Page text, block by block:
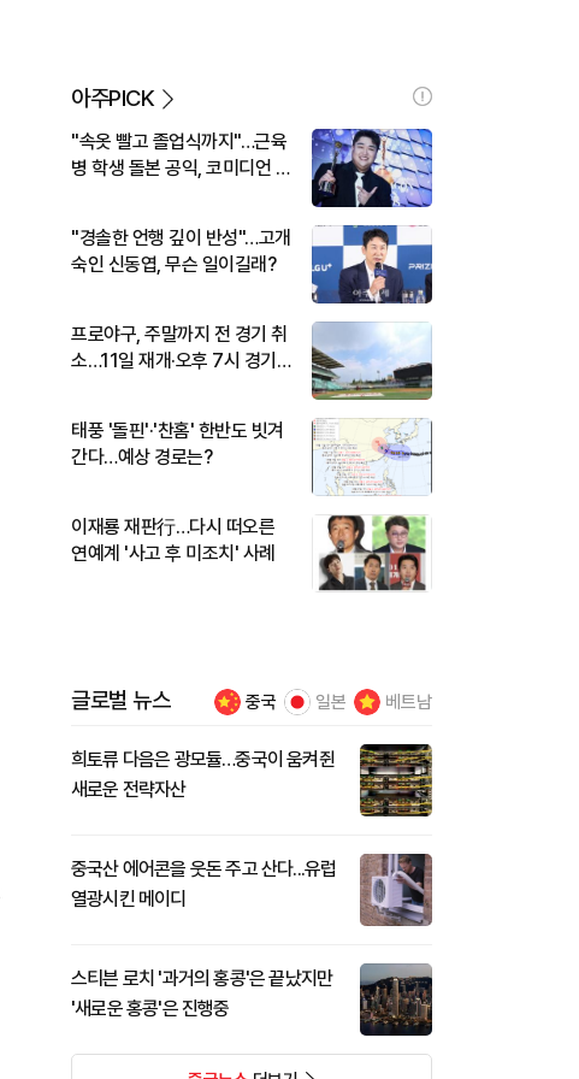
아주PICK
"속옷 빨고 졸업식까지"…근육
병 학생 돌본 공익, 코미디언 김
"경솔한 언행 깊이 반성"…고개
숙인 신동엽, 무슨 일이길래?
프로야구, 주말까지 전 경기 취
소…11일 재개·오후 7시 경기
태풍 '돌핀'·'찬홈' 한반도 빗겨
간다…예상 경로는?
이재룡 재판行…다시 떠오른
연예계 '사고 후 미조치' 사례
글로벌 뉴스 중국 일본 베트남
희토류 다음은 광모듈…중국이 움켜쥔
새로운 전략자산
중국산 에어콘을 웃돈 주고 산다...유럽
열광시킨 메이디
스티븐 로치 '과거의 홍콩'은 끝났지만
'새로운 홍콩'은 진행중